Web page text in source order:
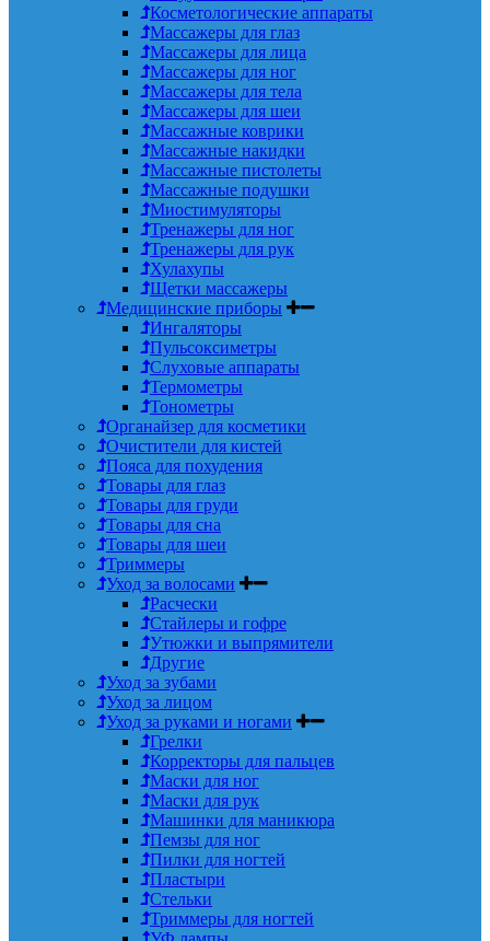
Косметологические аппараты
Массажеры для глаз
Массажеры для лица
Массажеры для ног
Массажеры для тела
Массажеры для шеи
Массажные коврики
Массажные накидки
Массажные пистолеты
Массажные подушки
Миостимуляторы
Тренажеры для ног
Тренажеры для рук
Хулахупы
Щетки массажеры
Медицинские приборы
Ингаляторы
Пульсоксиметры
Слуховые аппараты
Термометры
Тонометры
Органайзер для косметики
Очистители для кистей
Пояса для похудения
Товары для глаз
Товары для груди
Товары для сна
Товары для шеи
Триммеры
Уход за волосами
Расчески
Стайлеры и гофре
Утюжки и выпрямители
Другие
Уход за зубами
Уход за лицом
Уход за руками и ногами
Грелки
Корректоры для пальцев
Маски для ног
Маски для рук
Машинки для маникюра
Пемзы для ног
Пилки для ногтей
Пластыри
Стельки
Триммеры для ногтей